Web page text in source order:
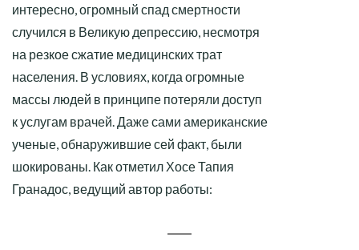
интересно, огромный спад смертности
случился в Великую депрессию, несмотря
на резкое сжатие медицинских трат
населения. В условиях, когда огромные
массы людей в принципе потеряли доступ
к услугам врачей. Даже сами американские
ученые, обнаружившие сей факт, были
шокированы. Как отметил Хосе Тапия
Гранадос, ведущий автор работы: